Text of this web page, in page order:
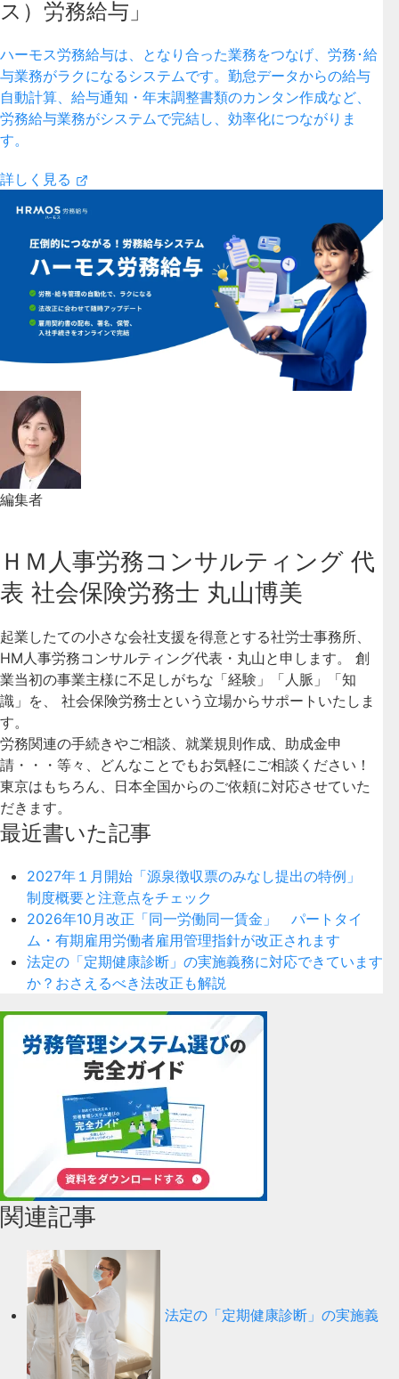
ス）労務給与」
ハーモス労務給与は、となり合った業務をつなげ、労務･給
与業務がラクになるシステムです。勤怠データからの給与
自動計算、給与通知・年末調整書類のカンタン作成など、
労務給与業務がシステムで完結し、効率化につながりま
す。
詳しく見る
編集者
ＨＭ人事労務コンサルティング 代
表 社会保険労務士 丸山博美
起業したての小さな会社支援を得意とする社労士事務所、
HM人事労務コンサルティング代表・丸山と申します。 創
業当初の事業主様に不足しがちな「経験」「人脈」「知
識」を、 社会保険労務士という立場からサポートいたしま
す。
労務関連の手続きやご相談、就業規則作成、助成金申
請・・・等々、どんなことでもお気軽にご相談ください！
東京はもちろん、日本全国からのご依頼に対応させていた
だきます。
最近書いた記事
2027年１月開始「源泉徴収票のみなし提出の特例」
制度概要と注意点をチェック
2026年10月改正「同一労働同一賃金」 パートタイ
ム・有期雇用労働者雇用管理指針が改正されます
法定の「定期健康診断」の実施義務に対応できています
か？おさえるべき法改正も解説
関連記事
法定の「定期健康診断」の実施義